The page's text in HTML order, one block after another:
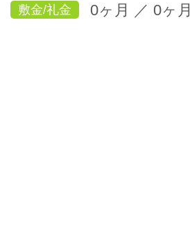
敷金/礼金 0ヶ月 ／ 0ヶ月